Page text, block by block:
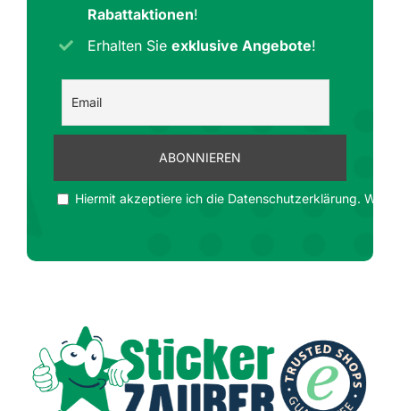
Rabattaktionen!
Erhalten Sieexklusive Angebote!
Hiermit akzeptiere ich die Datenschutzerklärung. Wir